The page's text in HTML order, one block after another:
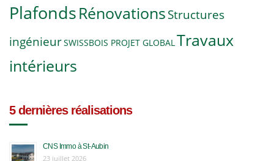
PlafondsRénovations Structures
ingénieurSWISSBOIS PROJET GLOBAL Travaux
intérieurs
5 dernières réalisations
CNS Immo à St-Aubin
23 juillet 2026